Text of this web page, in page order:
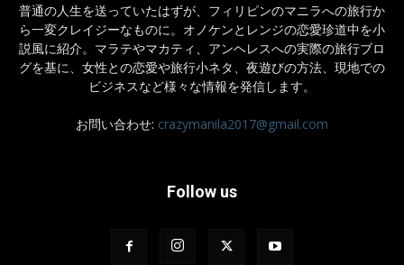
普通の人生を送っていたはずが、フィリピンのマニラへの旅行か
ら一変クレイジーなものに。オノケンとレンジの恋愛珍道中を小
説風に紹介。マラテやマカティ、アンヘレスへの実際の旅行ブロ
グを基に、女性との恋愛や旅行小ネタ、夜遊びの方法、現地での
ビジネスなど様々な情報を発信します。
お問い合わせ: crazymanila2017@gmail.com
Follow us